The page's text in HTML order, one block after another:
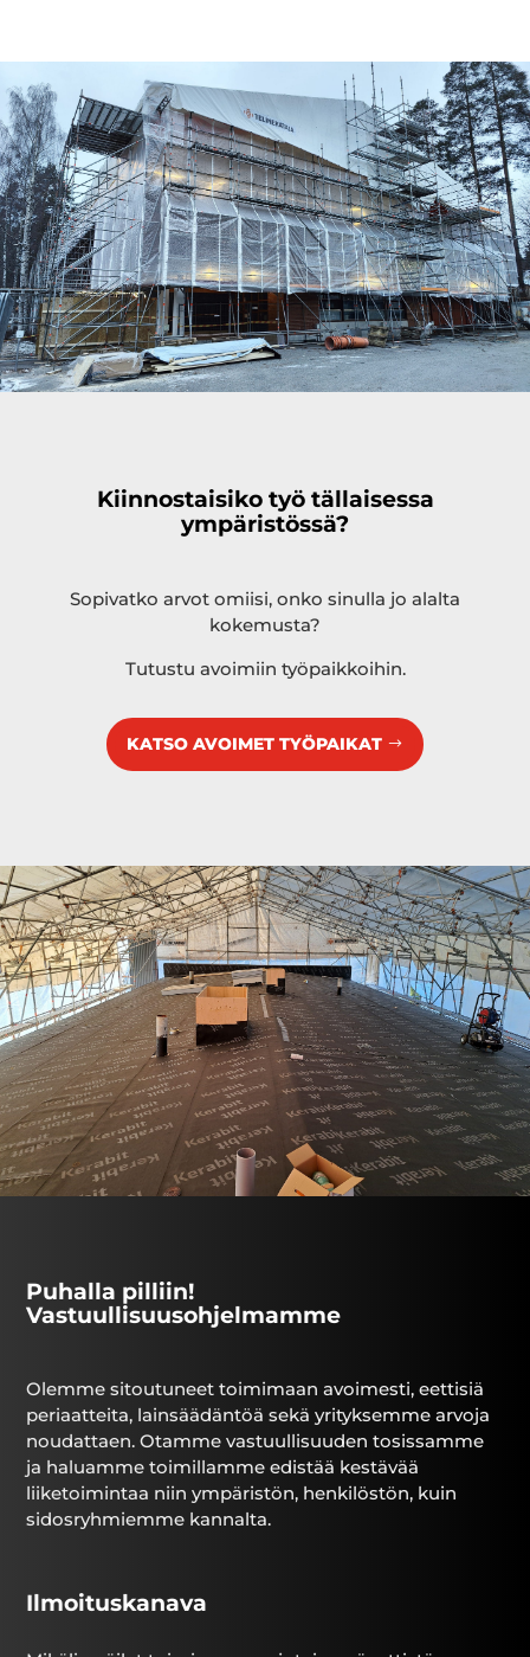
Kiinnostaisiko työ tällaisessa
ympäristössä?
Sopivatko arvot omiisi, onko sinulla jo alalta
kokemusta?
Tutustu avoimiin työpaikkoihin.
KATSO AVOIMET TYÖPAIKAT
Puhalla pilliin!
Vastuullisuusohjelmamme
Olemme sitoutuneet toimimaan avoimesti, eettisiä
periaatteita, lainsäädäntöä sekä yrityksemme arvoja
noudattaen. Otamme vastuullisuuden tosissamme
ja haluamme toimillamme edistää kestävää
liiketoimintaa niin ympäristön, henkilöstön, kuin
sidosryhmiemme kannalta.
Ilmoituskanava